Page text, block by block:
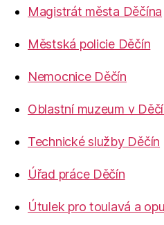
Magistrát města Děčína
Městská policie Děčín
Nemocnice Děčín
Oblastní muzeum v
Technické služby Děčín
Úřad práce Děčín
Útulek pro toulavá a